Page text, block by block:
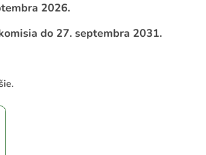
2026.
do 27. septembra 2031.